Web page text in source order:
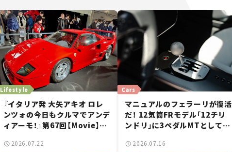
Lifestyle
『イタリア発 大矢アキオ ロレ
ンツォの今日もクルマでアンデ
ィアーモ！』第67回【Movie】
で起きた、若者たちの「驚き」
2026.07.22
Cars
マニュアルのフェラーリが復活
だ！ 12気筒FRモデル「12チリ
ンドリ」に3ペダルMTとしても
【新車ニュース】
2026.07.16